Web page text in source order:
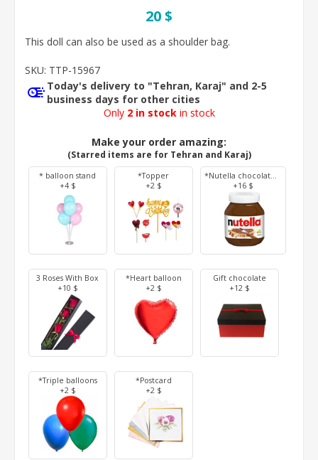
20 $
This doll can also be used as a shoulder bag.
SKU: TTP-15967
Today's delivery to "Tehran, Karaj" and 2-5
business days for other cities
Only 2 in stock in stock
Make your order amazing:
(Starred items are for Tehran and Karaj)
* balloon stand
+4 $
*Topper
+2 $
*Nutella chocolate 350 g
+16 $
3 Roses With Box
+10 $
*Heart balloon
+2 $
Gift chocolate
+12 $
*Triple balloons
+2 $
*Postcard
+2 $